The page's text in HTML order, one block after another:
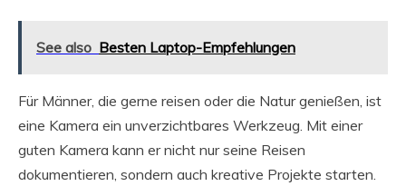
See also Besten Laptop-Empfehlungen
Für Männer, die gerne reisen oder die Natur genießen, ist
eine Kamera ein unverzichtbares Werkzeug. Mit einer
guten Kamera kann er nicht nur seine Reisen
dokumentieren, sondern auch kreative Projekte starten.